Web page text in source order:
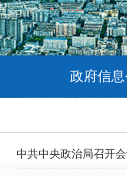
政府信
中共中央政治局召开